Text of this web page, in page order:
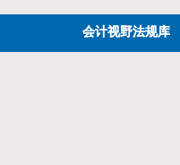
会计视野法规库